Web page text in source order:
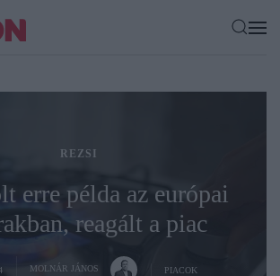
REZSI
erre példa az európai
reagált a piac
MOLNÁR JÁNOS PIACOK